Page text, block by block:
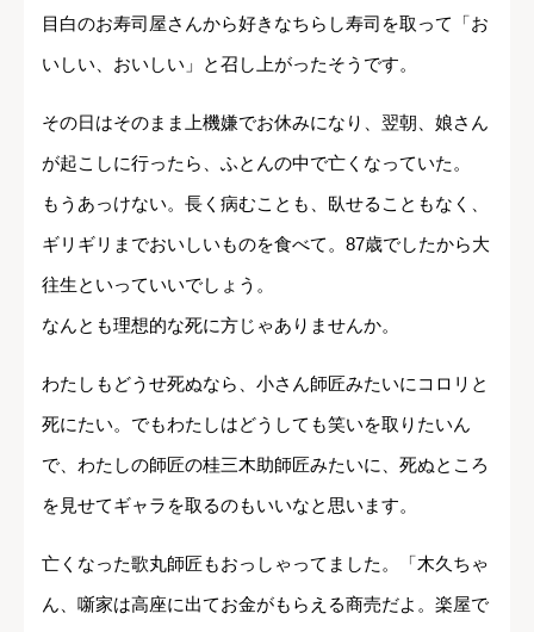
目白のお寿司屋さんから好きなちらし寿司を取って「お
いしい、おいしい」と召し上がったそうです。
その日はそのまま上機嫌でお休みになり、翌朝、娘さん
が起こしに行ったら、ふとんの中で亡くなっていた。
もうあっけない。長く病むことも、臥せることもなく、
ギリギリまでおいしいものを食べて。87歳でしたから大
往生といっていいでしょう。
なんとも理想的な死に方じゃありませんか。
わたしもどうせ死ぬなら、小さん師匠みたいにコロリと
死にたい。でもわたしはどうしても笑いを取りたいん
で、わたしの師匠の桂三木助師匠みたいに、死ぬところ
を見せてギャラを取るのもいいなと思います。
亡くなった歌丸師匠もおっしゃってました。「木久ちゃ
ん、噺家は高座に出てお金がもらえる商売だよ。楽屋で